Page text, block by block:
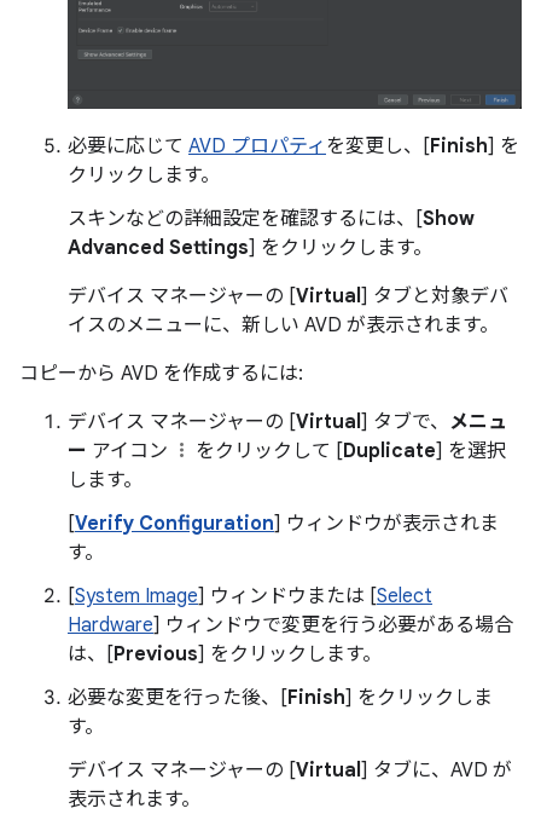
必要に応じて AVD プロパティ を変更し、[Finish] を
クリックします。
スキンなどの詳細設定を確認するには、[Show
Advanced Settings] をクリックします。
デバイス マネージャーの [Virtual] タブと対象デバ
イスのメニューに、新しい AVD が表示されます。
コピーから AVD を作成するには:
デバイス マネージャーの [Virtual] タブで、 メニュ
ー アイコン をクリックして [Duplicate] を選択
します。
[Verify Configuration] ウィンドウが表示されま
す。
[System Image] ウィンドウまたは [Select
Hardware] ウィンドウで変更を行う必要がある場合
は、[Previous] をクリックします。
必要な変更を行った後、[Finish] をクリックしま
す。
デバイス マネージャーの [Virtual] タブに、AVD が
表示されます。